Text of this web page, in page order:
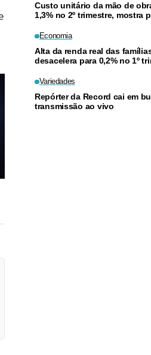
Custo unitário da mão de
1,3% no 2º trimestre, mostra
Economia
Alta da renda real das
desacelera para 0,2% no 1º
Variedades
Repórter da Record cai em
transmissão ao vivo